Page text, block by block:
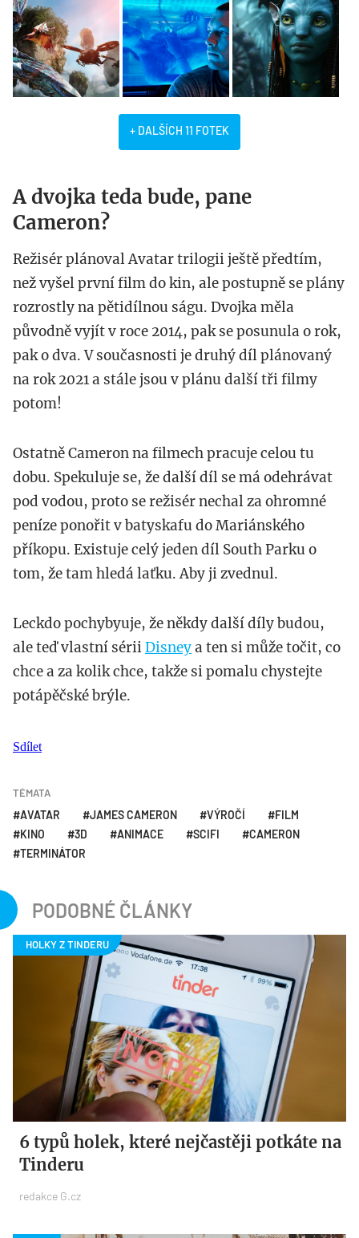
+ DALŠÍCH 11 FOTEK
A dvojka teda bude, pane
Cameron?
Režisér plánoval Avatar trilogii ještě předtím,
než vyšel první film do kin, ale postupně se plány
rozrostly na pětidílnou ságu. Dvojka měla
původně vyjít v roce 2014, pak se posunula o rok,
pak o dva. V současnosti je druhý díl plánovaný
na rok 2021 a stále jsou v plánu další tři filmy
potom!
Ostatně Cameron na filmech pracuje celou tu
dobu. Spekuluje se, že další díl se má odehrávat
pod vodou, proto se režisér nechal za ohromné
peníze ponořit v batyskafu do Mariánského
příkopu. Existuje celý jeden díl South Parku o
tom, že tam hledá laťku. Aby ji zvednul.
Leckdo pochybyuje, že někdy další díly budou,
ale teď vlastní sériiDisneya ten si může točit, co
chce a za kolik chce, takže si pomalu chystejte
potápěčské brýle.
Sdílet
TÉMATA
AVATAR JAMES CAMERON VÝROČÍ
FILM
KINO
3D ANIMACE SCIFI
CAMERON
TERMINÁTOR
PODOBNÉ ČLÁNKY
6 typů holek, které nejčastěji potkáte na
Tinderu
redakce G.cz